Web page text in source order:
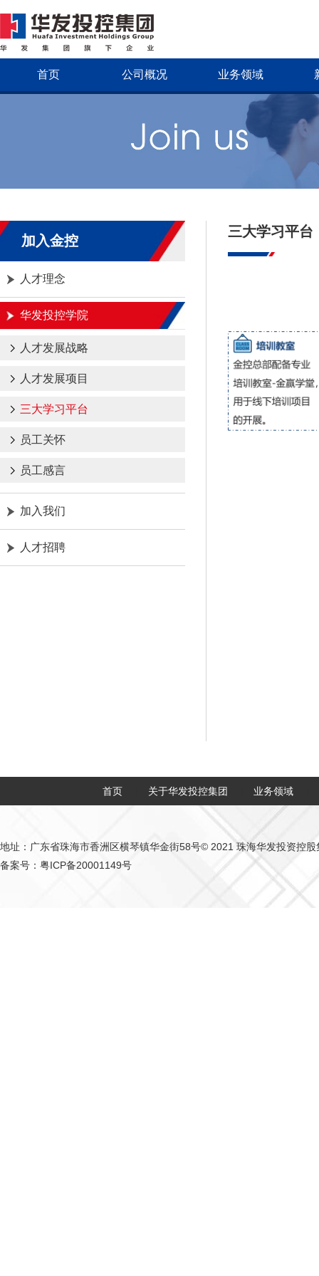
首页 公司概况 业务领域
加入金控
人才理念
华发投控学院
人才发展战略
人才发展项目
三大学习平台
员工关怀
员工感言
加入我们
人才招聘
三大学习平台
首页 关于华发投控集团 业务领域
地址：广东省珠海市香洲区横琴镇华金街58号© 2021 珠海华发投资控
备案号：粤ICP备20001149号